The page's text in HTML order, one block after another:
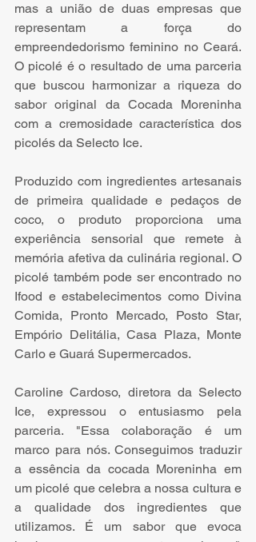
mas a união de duas empresas que
representam a força do
empreendedorismo feminino no Ceará.
O picolé é o resultado de uma parceria
que buscou harmonizar a riqueza do
sabor original da Cocada Moreninha
com a cremosidade característica dos
picolés da Selecto Ice.
Produzido com ingredientes artesanais
de primeira qualidade e pedaços de
coco, o produto proporciona uma
experiência sensorial que remete à
memória afetiva da culinária regional. O
picolé também pode ser encontrado no
Ifood e estabelecimentos como Divina
Comida, Pronto Mercado, Posto Star,
Empório Delitália, Casa Plaza, Monte
Carlo e Guará Supermercados.
Caroline Cardoso, diretora da Selecto
Ice, expressou o entusiasmo pela
parceria. "Essa colaboração é um
marco para nós. Conseguimos traduzir
a essência da cocada Moreninha em
um picolé que celebra a nossa cultura e
a qualidade dos ingredientes que
utilizamos. É um sabor que evoca